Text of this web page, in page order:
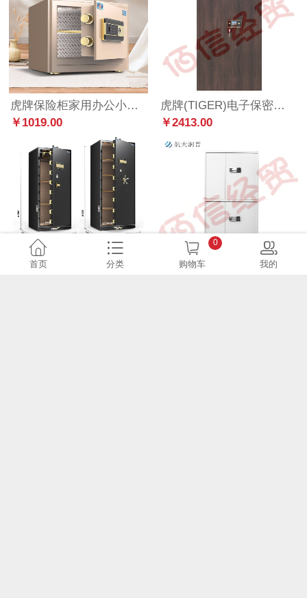
虎牌保险柜家用办公小型30cm指纹密码收纳保险箱全钢防盗入墙入柜保密保管柜灵珑系列
￥1019.00
虎牌(TIGER)电子保密柜大型密码锁通体钢制保险柜办公柜文件柜 木纹色1850*900*400mm
￥2413.00
航天润普 HT-902 文件保密柜 1850H*430D*900Wmm(H/高W/宽D/深) 冷轧钢板 密码锁
首页 分类 购物车
0
我的